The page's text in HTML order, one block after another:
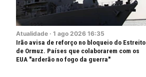
Atualidade · 1 ago 2026 16:35
Irão avisa de reforço no bloqueio do Estreito
de Ormuz. Países que colaborarem com os
EUA "arderão no fogo da guerra"